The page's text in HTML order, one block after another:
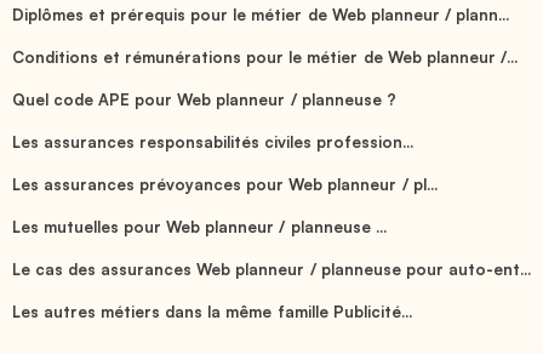
Diplômes et prérequis pour le métier de Web planneur / plann...
Conditions et rémunérations pour le métier de Web planneur /...
Quel code APE pour Web planneur / planneuse ?
Les assurances responsabilités civiles profession...
Les assurances prévoyances pour Web planneur / pl...
Les mutuelles pour Web planneur / planneuse ...
Le cas des assurances Web planneur / planneuse pour auto-ent...
Les autres métiers dans la même famille Publicité...